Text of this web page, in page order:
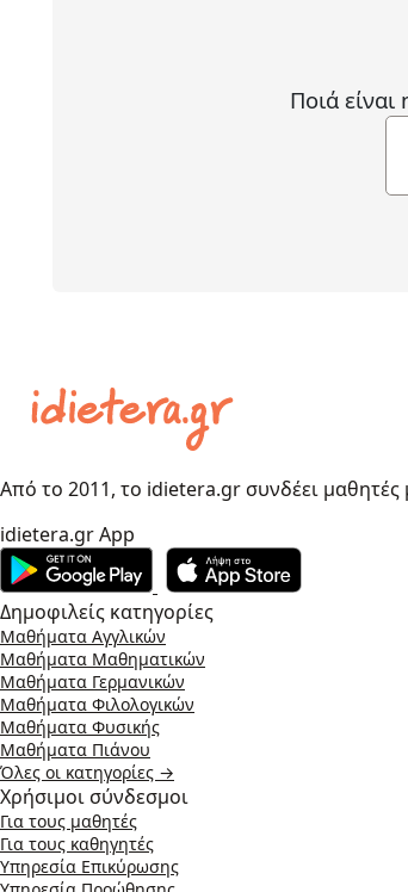
Ποιά
Από το 2011, το idietera.gr συνδέει
idietera.gr App
Δημοφιλείς κατηγορίες
Μαθήματα Αγγλικών
Μαθήματα Μαθηματικών
Μαθήματα Γερμανικών
Μαθήματα Φιλολογικών
Μαθήματα Φυσικής
Μαθήματα Πιάνου
Όλες οι κατηγορίες →
Χρήσιμοι σύνδεσμοι
Για τους μαθητές
Για τους καθηγητές
Υπηρεσία Επικύρωσης